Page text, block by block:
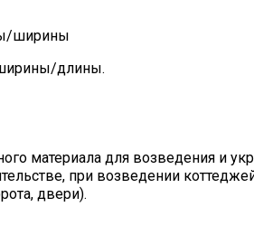
ширины
длины.
материала для возведения и
при возведении
двери).